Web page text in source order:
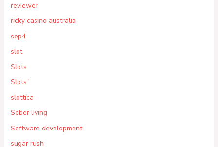
reviewer
ricky casino australia
sep4
slot
Slots
Slots`
slottica
Sober living
Software development
sugar rush